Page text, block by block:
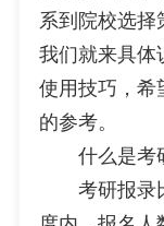
系到院校选择
我们就来具体
使用技巧，希
的参考。
什么是考
考研报录